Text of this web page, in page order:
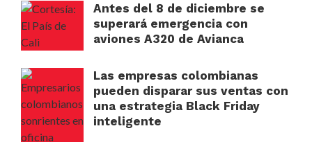
Antes del 8 de diciembre se
superará emergencia con
aviones A320 de Avianca
Las empresas colombianas
pueden disparar sus ventas con
una estrategia Black Friday
inteligente